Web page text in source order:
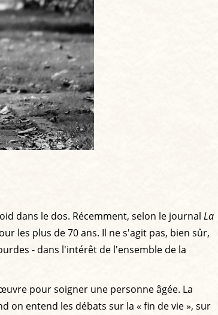
dans le dos. Récemment, selon le journal La
les plus de 70 ans. Il ne s'agit pas, bien sûr,
- dans l'intérêt de l'ensemble de la
pour soigner une personne âgée. La
on entend les débats sur la « fin de vie », sur